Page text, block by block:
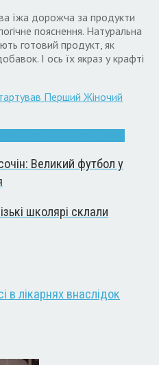
їжа дорожча за продукти
пояснення. Натуральна
готовий продукт, як
І ось їх якраз у крафті
Перший Жіночий
Великий футбол у
школярі склали
в лікарнях внаслідок